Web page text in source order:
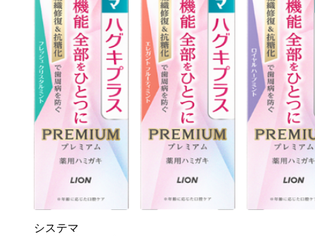
システマ